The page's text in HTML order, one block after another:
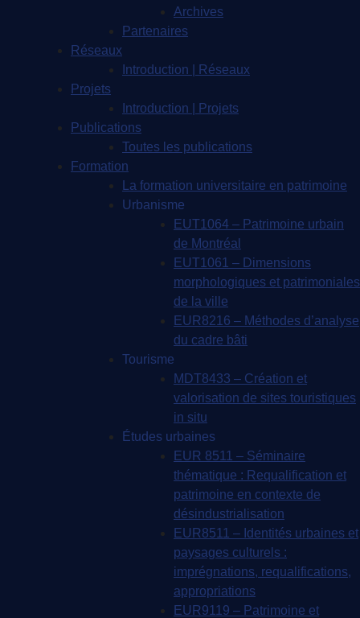
Archives
Partenaires
Réseaux
Introduction | Réseaux
Projets
Introduction | Projets
Publications
Toutes les publications
Formation
La formation universitaire en patrimoine
Urbanisme
EUT1064 – Patrimoine urbain
de Montréal
EUT1061 – Dimensions
morphologiques et patrimoniales
de la ville
EUR8216 – Méthodes d’analyse
du cadre bâti
Tourisme
MDT8433 – Création et
valorisation de sites touristiques
in situ
Études urbaines
EUR 8511 – Séminaire
thématique : Requalification et
patrimoine en contexte de
désindustrialisation
EUR8511 – Identités urbaines et
paysages culturels :
imprégnations, requalifications,
appropriations
EUR9119 – Patrimoine et